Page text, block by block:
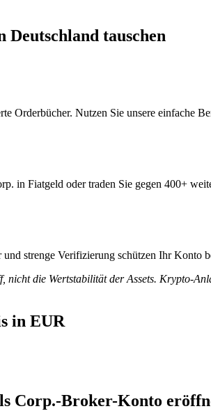
tauschen
Orderbücher. Nutzen Sie unsere einfache
in Fiatgeld oder traden Sie gegen 400+
strenge Verifizierung schützen Ihr Konto
nicht die Wertstabilität der Assets. Krypto-
in EUR
Corp.-Broker-Konto